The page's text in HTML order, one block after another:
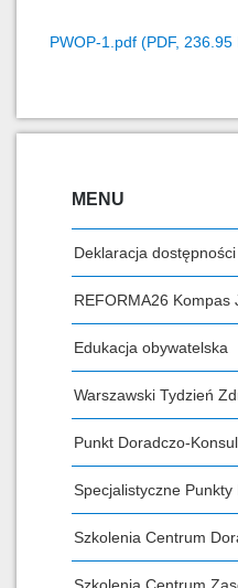
PWOP-1.pdf (PDF, 236.95
MENU
Deklaracja dostępności
REFORMA26 Kompas
Edukacja obywatelska
Warszawski Tydzień
Punkt Doradczo-
Specjalistyczne Punkty
Szkolenia Centrum